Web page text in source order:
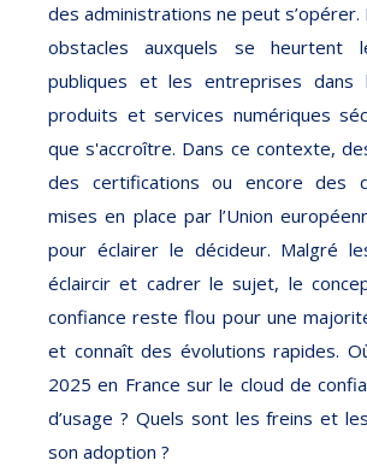
des administrations ne peut s’opérer.
obstacles auxquels se heurtent
publiques et les entreprises dans
produits et services numériques
que s'accroître. Dans ce contexte,
des certifications ou encore des
mises en place par l’Union
pour éclairer le décideur. Malgré
éclaircir et cadrer le sujet, le
confiance reste flou pour une
et connaît des évolutions rapides.
2025 en France sur le cloud de
d’usage ? Quels sont les freins et
son adoption ?